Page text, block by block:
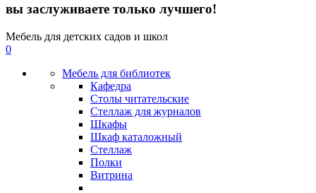
вы заслуживаете только лучшего!
Мебель для детских садов и школ
0
Мебель для библиотек
Кафедра
Столы читательские
Стеллаж для журналов
Шкафы
Шкаф каталожный
Стеллаж
Полки
Витрина